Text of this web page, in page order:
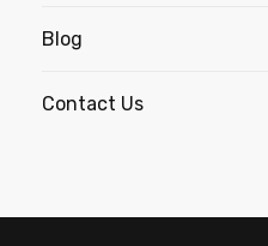
Blog
Contact Us